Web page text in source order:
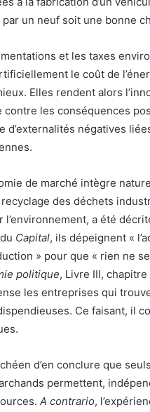
par un neuf soit une bonne
et les taxes
le coût de
Elles rendent alors
les conséquences
d’externalités négatives
de marché intègre
recyclage des déchets
a été
Capital, ils dépeignent «
» pour que « rien ne
politique, Livre III,
les entreprises qui
Ce faisant, il
d’en conclure que
permettent,
A contrario,